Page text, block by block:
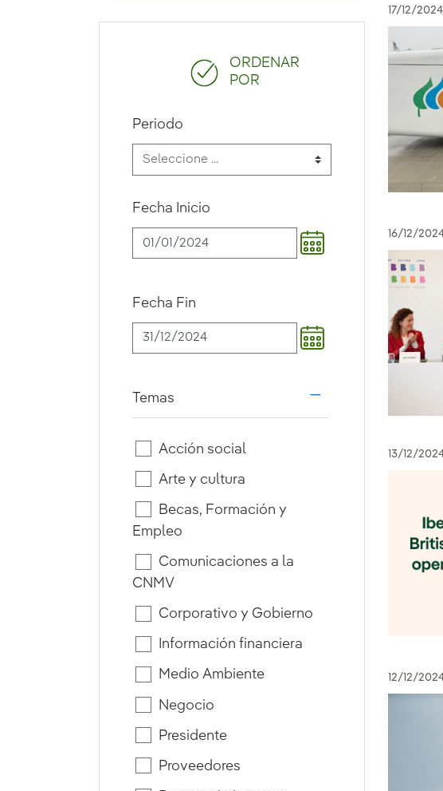
ORDENAR
POR
Fecha Inicio
Fecha Fin
Periodo
Temas
Acción social
Arte y cultura
Becas, Formación y
Empleo
Comunicaciones a la
CNMV
Corporativo y Gobierno
Información financiera
Medio Ambiente
Negocio
Presidente
Proveedores
17/12/2024
16/12/
13/12/
12/12/